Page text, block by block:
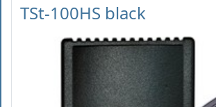
TSt-100HS black